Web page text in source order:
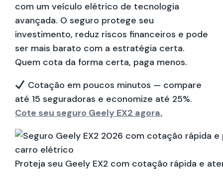
com um veículo elétrico de tecnologia
avançada. O seguro protege seu
investimento, reduz riscos financeiros e pode
ser mais barato com a estratégia certa.
Quem cota da forma certa, paga menos.
Cotação em poucos minutos — compare
até 15 seguradoras e economize até 25%.
Cote seu seguro Geely EX2 agora.
Proteja seu Geely EX2 com cotação rápida e